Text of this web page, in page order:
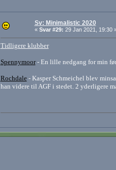
Sv: Minimalistic 2020
« Svar #29: 29 Jan 2021, 19:30
Tidligere klubber
Spennymoor- En lille nedgang for min
Rochdale- Kasper Schmeichel blev
han videre til AGF i stedet. 2 yderligere